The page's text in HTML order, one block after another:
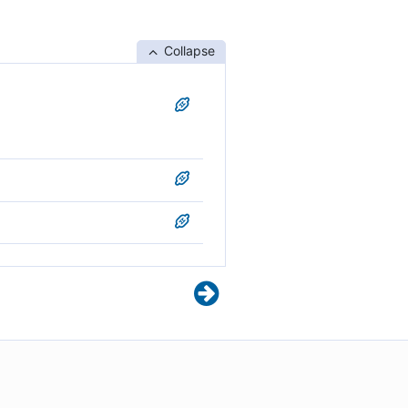
Collapse
shpirt; duke u kthyer
të gjithë të bukur,